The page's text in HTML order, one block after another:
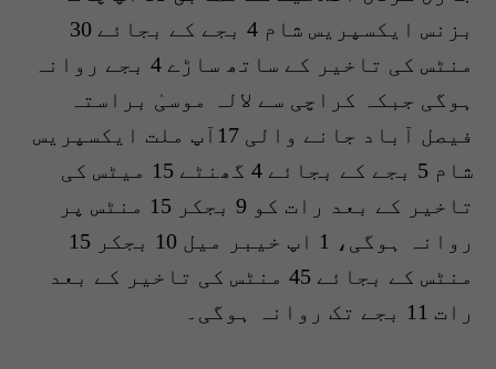
بزنس ایکسپریس شام 4 بجے کے بجائے 30
منٹس کی تاخیر کے ساتھ ساڑے 4 بجے روانہ
ہوگی جبکہ کراچی سے لالہ موسیٰ براستہ
فیصل آباد جانے والی 17آپ ملت ایکسپریس
شام 5 بجے کے بجائے 4 گھنٹے 15 میٹس کی
تاخیر کے بعد رات کو 9 بجکر 15 منٹس پر
روانہ ہوگی، 1 اپ خیبر میل 10 بجکر 15
منٹس کے بجائے 45 منٹس کی تاخیر کے بعد
رات 11 بجے تک روانہ ہوگی۔